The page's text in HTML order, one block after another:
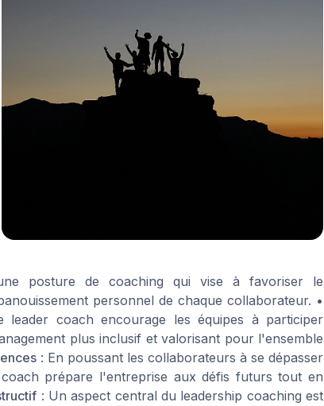
posture de coaching qui vise à favoriser le
personnel de chaque collaborateur. •
leader coach encourage les équipes à participer
plus inclusif et valorisant pour l'ensemble
: En poussant les collaborateurs à se dépasser
prépare l'entreprise aux défis futurs tout en
: Un aspect central du leadership coaching est